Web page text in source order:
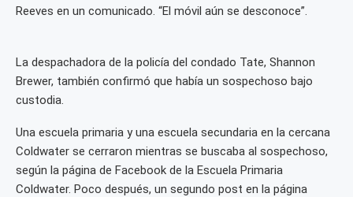
Reeves en un comunicado. “El móvil aún se desconoce”.
La despachadora de la policía del condado Tate, Shannon
Brewer, también confirmó que había un sospechoso bajo
custodia.
Una escuela primaria y una escuela secundaria en la cercana
Coldwater se cerraron mientras se buscaba al sospechoso,
según la página de Facebook de la Escuela Primaria
Coldwater. Poco después, un segundo post en la página